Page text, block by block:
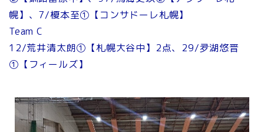
幌】、7/榎本至①【コンサドーレ札幌】
Team C
12/荒井清太朗①【札幌大谷中】2点、29/夛湖悠晋
①【フィールズ】